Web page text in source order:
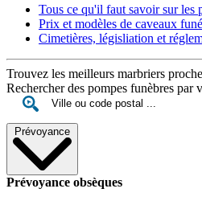
Tous ce qu'il faut savoir sur les
Prix et modèles de caveaux
Cimetières, législiation et
Trouvez les meilleurs marbriers
Rechercher des pompes funèbres par
Prévoyance
Prévoyance obsèques